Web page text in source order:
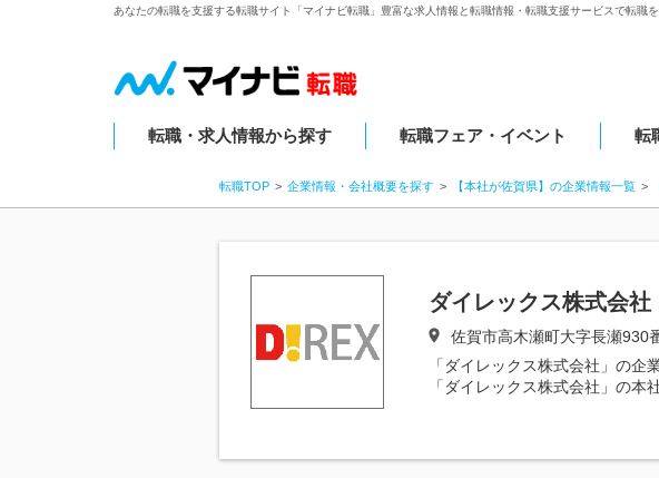
あなたの転職を支援する転職サイト「マイナビ転職」豊富な求人情報と転職情報・転職支援サービスで転職
転職・求人情報から探す 転職フェア・イベント 転
転職TOP 企業情報・会社概要を探す 【本社が佐賀県】の企業情報一覧
ダイレックス株式会社
佐賀市高木瀬町大字長瀬930
「ダイレックス株式会社」の企
「ダイレックス株式会社」の本